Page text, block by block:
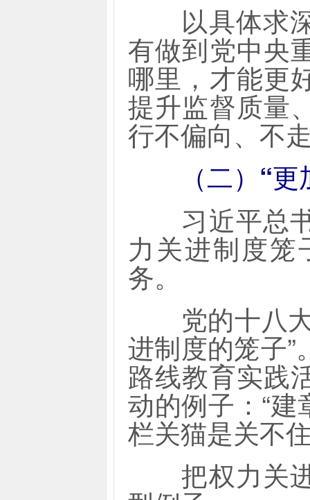
以具体求深
有做到党中央
哪里，才能更
提升监督质量
行不偏向、不
（二）“
习近平总书
力关进制度
务。
党的十八大
进制度的笼子
路线教育实践
动的例子：“
栏关猫是关不
把权力关进